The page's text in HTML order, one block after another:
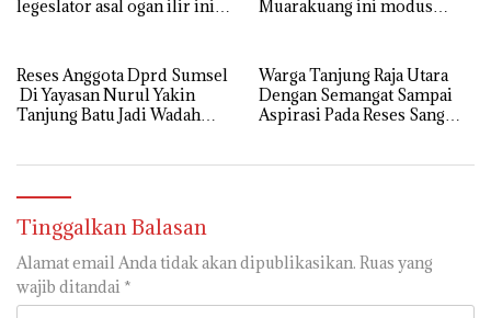
legeslator asal ogan ilir ini
banjir jika musim hujan
Muarakuang ini modus
Reses Anggota Dprd Sumsel
Di Yayasan Nurul Yakin
Tanjung Batu Jadi Wadah
Warga Tanjung Raja Utara
Dengan Semangat Sampai
Aspirasi Pada Reses Sang
Tinggalkan Balasan
Alamat email Anda tidak akan dipublikasikan. Ruas yang
wajib ditandai *